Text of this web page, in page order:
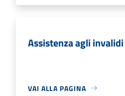
Assistenza agli invalidi
VAI ALLA PAGINA